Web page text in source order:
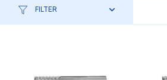
FILTER